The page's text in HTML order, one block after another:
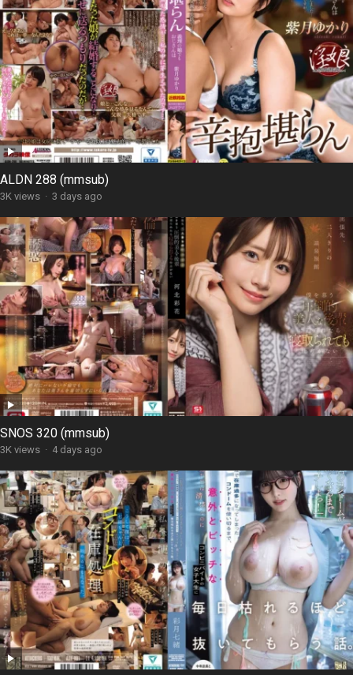
ALDN 288 (mmsub)
3K views · 3 days ago
SNOS 320 (mmsub)
3K views · 4 days ago